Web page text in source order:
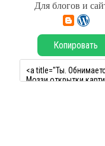
Для блогов и
Копировать